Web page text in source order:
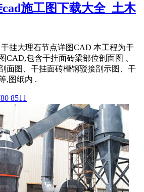
施工图下载大全_土木
挂大理石节点详图CAD 本工程为干
CAD,包含干挂面砖梁部位剖面图 、
面图、干挂面砖槽钢驳接剖示图、干
,图纸内 .
8511